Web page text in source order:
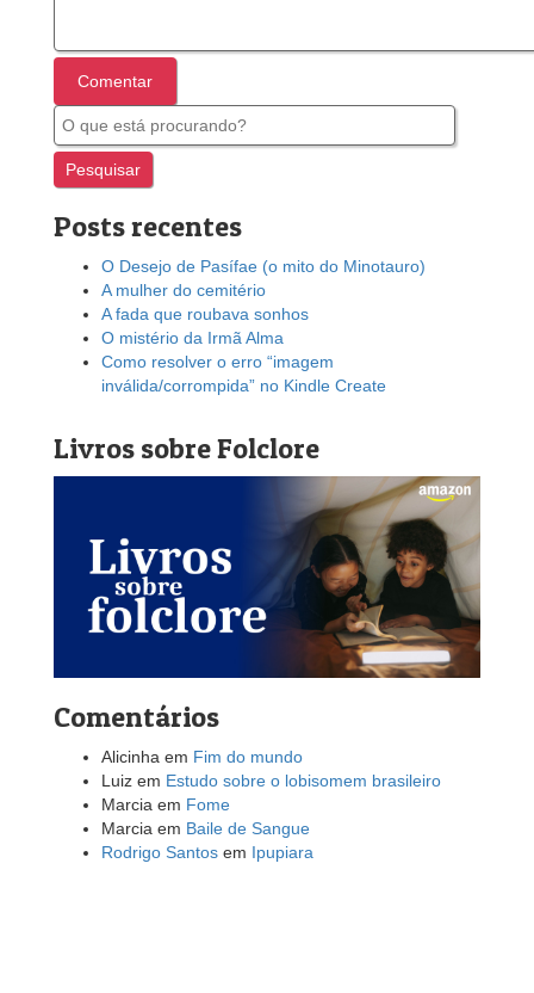
Busca
Posts recentes
O Desejo de Pasífae (o mito do Minotauro)
A mulher do cemitério
A fada que roubava sonhos
O mistério da Irmã Alma
Como resolver o erro “imagem
inválida/corrompida” no Kindle Create
Livros sobre Folclore
Comentários
Alicinha em Fim do mundo
Luiz em Estudo sobre o lobisomem brasileiro
Marcia em Fome
Marcia em Baile de Sangue
Rodrigo Santos em Ipupiara